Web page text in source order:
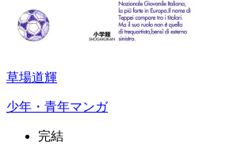
草場道輝
少年・青年マンガ
完結